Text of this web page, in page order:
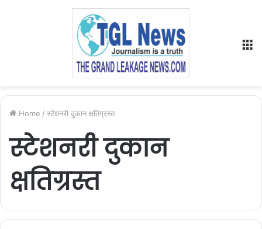
Home / स्टेशनरी दुकान क्षतिग्रस्त
स्टेशनरी दुकान
क्षतिग्रस्त